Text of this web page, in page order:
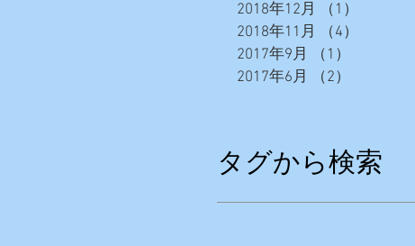
2018年12月
（1）
2018年11月
（4）
2017年9月
（1）
2017年6月
（2）
タグから検索